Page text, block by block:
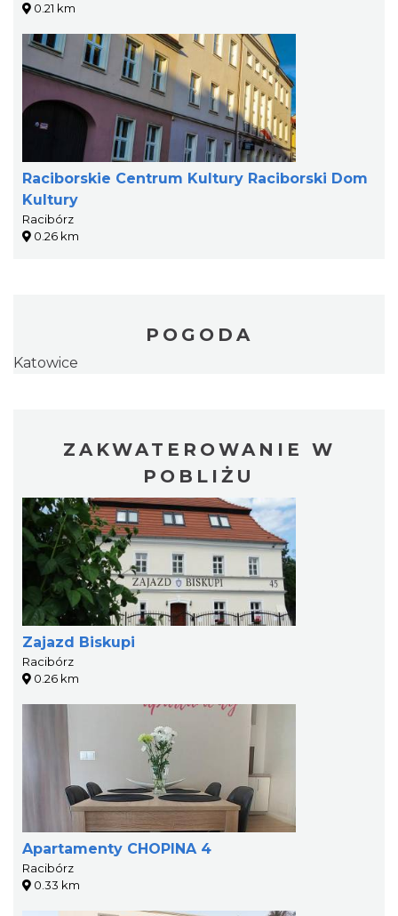
0.21 km
Raciborskie Centrum Kultury Raciborski Dom
Kultury
Racibórz
0.26 km
POGODA
Katowice
ZAKWATEROWANIE W
POBLIŻU
Zajazd Biskupi
Racibórz
0.26 km
Apartamenty CHOPINA 4
Racibórz
0.33 km